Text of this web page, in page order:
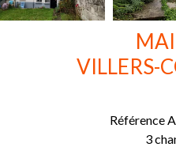
VILLERS-
Référence
3